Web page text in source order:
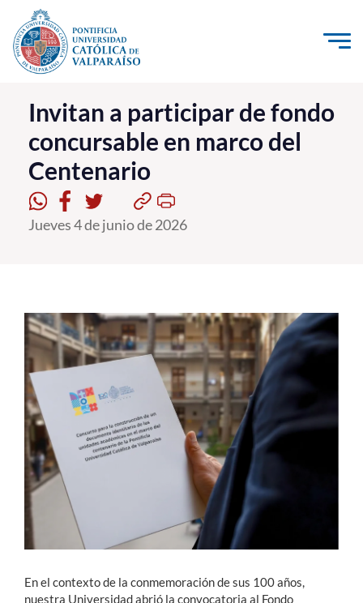
Click acá para ir directamente al contenido
La Universidad
Investigación, Creación e Innovación
PUCV Internacional
Vinculación con el Medio
Postgrado
Formación Continua
Estudiantes
Académicos
Funcionarios
Alumni
Invitan a participar de fondo
concursable en marco del
Centenario
Jueves 4 de junio de 2026
En el contexto de la conmemoración de sus 100 años,
nuestra Universidad abrió la convocatoria al Fondo